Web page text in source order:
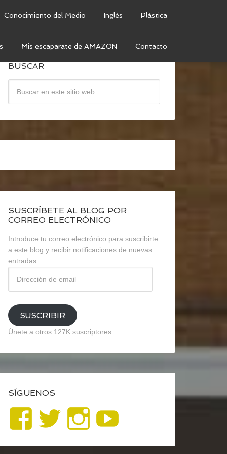
Conocimiento del Medio Inglés Plástica
Mis escaparate de AMAZON Contacto
BUSCAR
SUSCRÍBETE AL BLOG POR
CORREO ELECTRÓNICO
Introduce tu correo electrónico para suscribirte
a este blog y recibir notificaciones de nuevas
entradas.
email
SUSCRIBIR
Únete a otros 127K suscriptores
SÍGUENOS
Ver
perfil
Ver
perfil
Ver
perfil